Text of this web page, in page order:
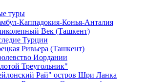
туры
Каппадокия-Конья-Анталия
Век (Ташкент)
Турции
Ривьера (Ташкент)
Иордании
Треугольник"
Рай" остров Шри Ланка